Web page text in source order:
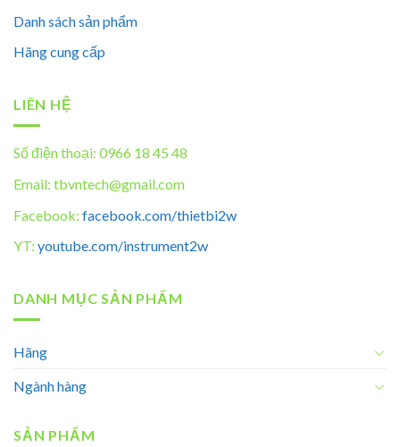
Danh sách sản phẩm
Hãng cung cấp
LIÊN HỆ
Số điện thoại: 0966 18 45 48
Email: tbvntech@gmail.com
Facebook: facebook.com/thietbi2w
YT: youtube.com/instrument2w
DANH MỤC SẢN PHẨM
Hãng
Ngành hàng
SẢN PHẨM